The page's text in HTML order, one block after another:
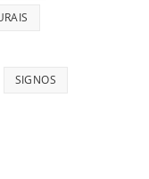
SIGNOS